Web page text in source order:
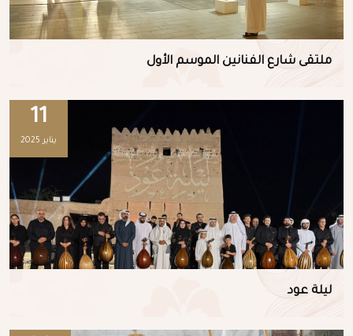
ملتقى شارع الفنانين الموسم الأول
11
يناير 2025
ليلة عود